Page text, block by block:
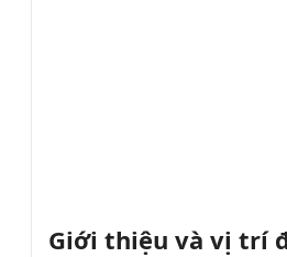
Giới thiệu và vị trí